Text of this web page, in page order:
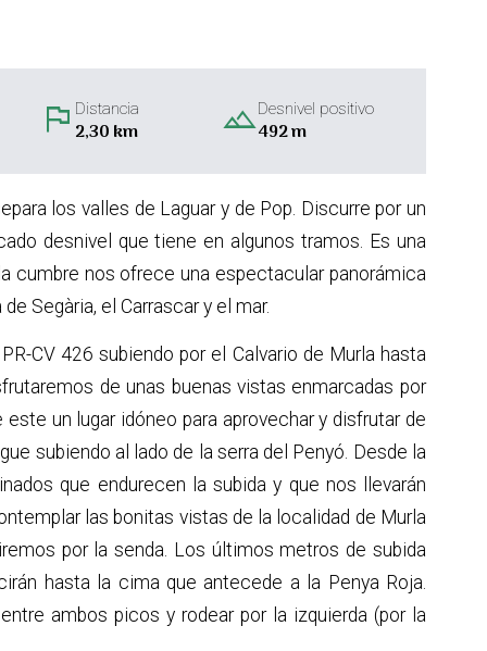
flag Distancia
2,30 km landscapeDesnivel positivo
492 m
los valles de Laguar y de Pop. Discurre por un
desnivel que tiene en algunos tramos. Es una
cumbre nos ofrece una espectacular panorámica
Segària, el Carrascar y el mar.
CV 426 subiendo por el Calvario de Murla hasta
de unas buenas vistas enmarcadas por
un lugar idóneo para aprovechar y disfrutar de
subiendo al lado de la serra del Penyó. Desde la
que endurecen la subida y que nos llevarán
las bonitas vistas de la localidad de Murla
por la senda. Los últimos metros de subida
hasta la cima que antecede a la Penya Roja.
ambos picos y rodear por la izquierda (por la